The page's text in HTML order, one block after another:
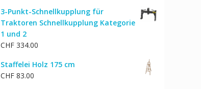
war:
CHF 32.00
ist:
CHF 26.00.
3-Punkt-Schnellkupplung für
Traktoren Schnellkupplung Kategorie
1 und 2
CHF 334.00
Staffelei Holz 175 cm
CHF 83.00